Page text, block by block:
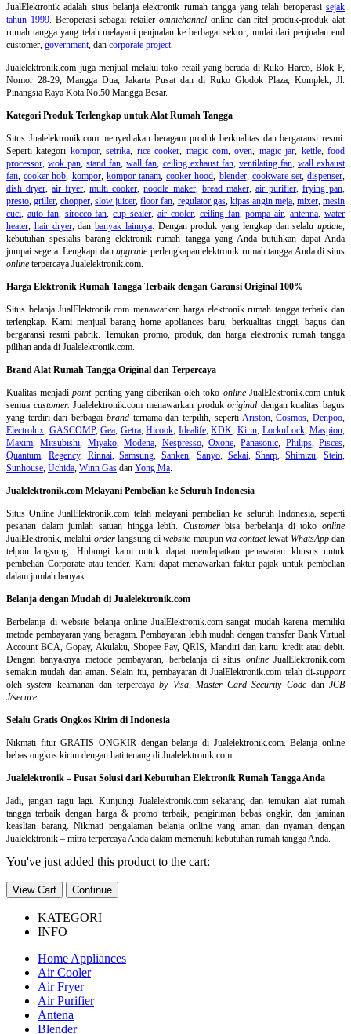
JualElektronik adalah situs belanja elektronik rumah tanggayang telah beroperasisejak
tahun 1999. Beroperasi sebagai retaileromnichannel online dan ritel produk-produk alat
rumah tangga yang telah melayani penjualan ke berbagai sektor, mulai dari penjualan end
customer, government, dan corporate project.
Jualelektronik.com juga menjual melalui toko retail yang berada di Ruko Harco, Blok P,
Nomor 28-29, Mangga Dua, Jakarta Pusat dan di Ruko Glodok Plaza, Komplek, Jl.
Pinangsia Raya Kota No.50 Mangga Besar.
Kategori Produk Terlengkap untuk Alat Rumah Tangga
Situs Jualelektronik.com menyediakan beragam produk berkualitas dan bergaransi resmi.
Seperti kategori kompor,setrika, rice cooker, magic com,oven, magic jar, kettle,food
processor,wok pan,stand fan,wall fan, ceiling exhaust fan, ventilating fan, wall exhaust
fan,cooker hob, kompor, kompor tanam,cooker hood, blender, cookware set,dispenser,
dish dryer,air fryer,multi cooker,noodle maker, bread maker, air purifier, frying pan,
presto,griller,chopper,slow juicer,floor fan, regulator gas, kipas angin meja, mixer,mesin
cuci, auto fan, sirocco fan,cup sealer,air cooler, ceiling fan,pompa air,antenna,water
heater, hair dryer, dan banyak lainnya. Dengan produk yang lengkap dan selalu update,
kebutuhan spesialis barang elektronik rumah tangga yang Anda butuhkan dapat Anda
jumpai segera. Lengkapi danupgrade perlengkapan elektronik rumah tangga Anda di situs
online terpercaya Jualelektronik.com.
Harga Elektronik Rumah Tangga Terbaik dengan Garansi Original 100%
Situs belanjaJualElektronik.com menawarkan harga elektronik rumah tangga terbaik dan
terlengkap. Kami menjual barang home appliances baru, berkualitas tinggi, bagus dan
bergaransi resmi pabrik. Temukan promo, produk, dan harga elektronik rumah tangga
pilihan anda di Jualelektronik.com.
Brand Alat Rumah Tangga Original dan Terpercaya
Kualitas menjadipointpenting yang diberikan oleh toko onlineJualElektronik.com untuk
semua customer. Jualelektronik.com menawarkan produkoriginal dengan kualitas bagus
yang terdiri dari berbagai brandternama dan terpilih, seperti Ariston,Cosmos,Denpoo,
Electrolux, GASCOMP,Gea, Getra,Hicook, Idealife,KDK, Kirin, LocknLock,Maspion,
Maxim,Mitsubishi, Miyako,Modena, Nespresso, Oxone,Panasonic, Philips, Pisces,
Quantum, Regency, Rinnai,Samsung,Sanken, Sanyo, Sekai,Sharp,Shimizu,Stein,
Sunhouse, Uchida, Winn Gas dan Yong Ma.
Jualelektronik.com Melayani Pembelian ke Seluruh Indonesia
Situs Online JualElektronik.com telah melayani pembelian ke seluruh Indonesia, seperti
pesanan dalam jumlah satuan hingga lebih. Customerbisa berbelanja di tokoonline
JualElektronik, melalui orderlangsung diwebsite maupun via contactlewat WhatsAppdan
telpon langsung. Hubungi kami untuk dapat mendapatkan penawaran khusus untuk
pembelian Corporate atau tender. Kami dapat menawarkan faktur pajak untuk pembelian
dalam jumlah banyak
Belanja dengan Mudah di Jualelektronik.com
Berbelanja diwebsite belanja online JualElektronik.com sangat mudah karena memiliki
metode pembayaran yang beragam. Pembayaran lebih mudah dengan transfer Bank Virtual
Account BCA, Gopay, Akulaku, Shopee Pay, QRIS, Mandiri dan kartu kredit atau debit.
Dengan banyaknya metode pembayaran, berbelanja di situs onlineJualElektronik.com
semakin mudah dan aman. Selain itu, pembayaran di JualElektronik.com telah di-support
olehsystem keamanan dan terpercayaby Visa, Master Card Security Codedan JCB
J/secure.
Selalu Gratis Ongkos Kirim di Indonesia
Nikmati fitur GRATIS ONGKIR dengan belanja di Jualelektronik.com. Belanja online
bebas ongkos kirim dengan hati tenang di Jualelektronik.com.
Jualelektronik – Pusat Solusi dari Kebutuhan Elektronik Rumah Tangga Anda
Jadi, jangan ragu lagi. Kunjungi Jualelektronik.com sekarang dan temukan alat rumah
tangga terbaik dengan harga & promo terbaik, pengiriman bebas ongkir, dan jaminan
keaslian barang. Nikmati pengalaman belanja online yang aman dan nyaman dengan
Jualelektronik – mitra terpercaya Anda dalam memenuhi kebutuhan rumah tangga Anda.
You've just added this product to the cart:
View Cart Continue
KATEGORI
INFO
Home Appliances
Air Cooler
Air Fryer
Air Purifier
Antena
Blender